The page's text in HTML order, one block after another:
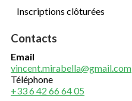
Inscriptions clôturées
Contacts
Email
vincent.mirabella@gmail.com
Téléphone
+33 6 42 66 64 05